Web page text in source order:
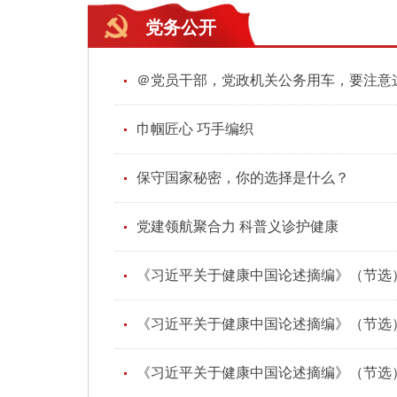
党务公开
＠党员干部，党政机关公务用车，要注意
巾帼匠心 巧手编织
保守国家秘密，你的选择是什么？
党建领航聚合力 科普义诊护健康
《习近平关于健康中国论述摘编》（节选
《习近平关于健康中国论述摘编》（节选
《习近平关于健康中国论述摘编》（节选